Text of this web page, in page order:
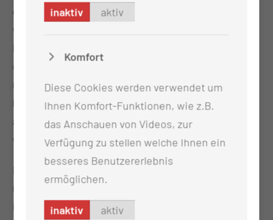
eine nach hinten gefallene Zunge wieder nach vorn
verlagert und der Atemweg freigemacht. Sollte ein
Patient auf diese Manöver gut ansprechen, besteht
die Möglichkeit diese Obstruktionen durch eine
nächtlich getragene Unterkieferschiene zu
behandeln. Hierzu würden wir Sie zu speziell
ausgebildeten Zahnärztinnen und Zahnärzte
weitervermitteln.
Durch die genaue Lokalisation der Vibrationen und
Obstruktionen ist es möglich gezielt zu operieren.
In vielen Fällen findet das Schnarchen am weichen
inaktiv aktiv
Komfort
Diese Cookies werden verwendet um
Ihnen Komfort-Funktionen, wie z.B.
das Anschauen von Videos, zur
Verfügung zu stellen welche Ihnen ein
besseres Benutzererlebnis
ermöglichen.
inaktiv aktiv